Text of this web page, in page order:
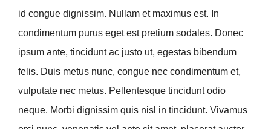
id congue dignissim. Nullam et maximus est. In
condimentum purus eget est pretium sodales. Donec
ipsum ante, tincidunt ac justo ut, egestas bibendum
felis. Duis metus nunc, congue nec condimentum et,
vulputate nec metus. Pellentesque tincidunt odio
neque. Morbi dignissim quis nisl in tincidunt. Vivamus